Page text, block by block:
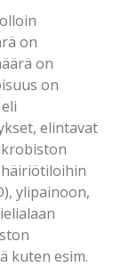
on
on
on
elintavat
ylipainoon,
kuten esim.